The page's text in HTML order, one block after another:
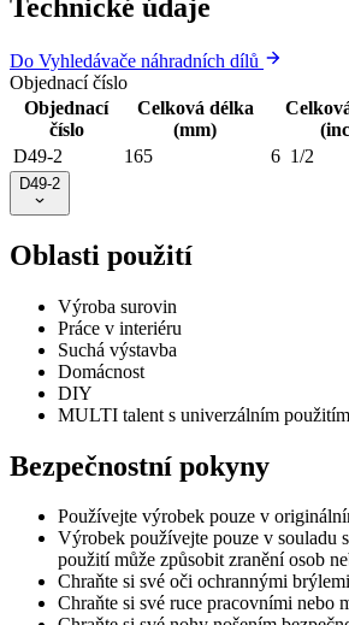
Technické údaje
Do Vyhledávače náhradních dílů
Objednací číslo
Objednací
číslo
Celková délka
(mm)
D49-2
165 6 1/2
D49-2
Oblasti použití
Výroba surovin
Práce v interiéru
Suchá výstavba
Domácnost
DIY
MULTI talent s univerzálním použitím
Bezpečnostní pokyny
Používejte výrobek pouze v
Výrobek používejte pouze v souladu
použití může způsobit zranění osob
Chraňte si své oči ochrannými
Chraňte si své ruce pracovními nebo